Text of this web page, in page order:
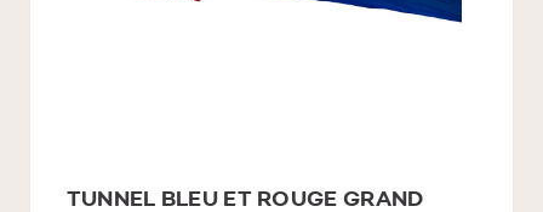
TUNNEL BLEU ET ROUGE GRAND